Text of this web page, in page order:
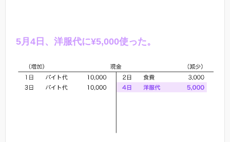
5月 4 日、洋服代に¥5,000使った。